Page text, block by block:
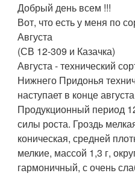
Добрый день всем !!!
Вот, что есть у меня по
Августа
(СВ 12-309 и Казачка)
Августа - технический
Нижнего Придонья
наступает в конце
Продукционный период
силы роста. Гроздь
коническая, средней
мелкие, массой 1,3 г,
гармоничный, с очень